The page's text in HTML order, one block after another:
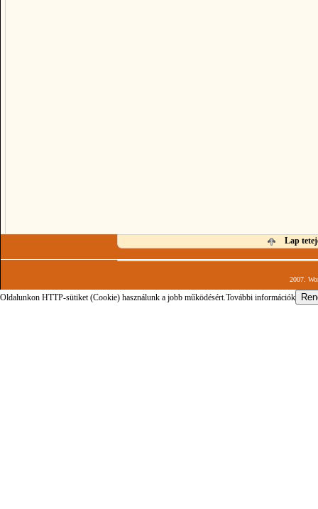
Lap
2007.
Oldalunkon HTTP-sütiket (Cookie) használunk a jobb működésért.További információk